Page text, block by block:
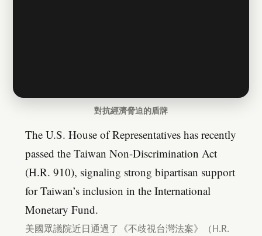
對抗經濟脅迫的盾牌
The U.S. House of Representatives has recently
passed the Taiwan Non-Discrimination Act
(H.R. 910), signaling strong bipartisan support
for Taiwan’s inclusion in the International
Monetary Fund.
美國眾議院近日通過了《不歧視台灣法案》（H.R.